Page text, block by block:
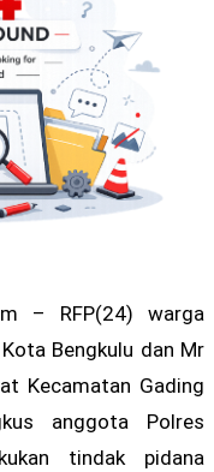
– RFP(24) warga
Bengkulu dan Mr
Kecamatan Gading
anggota Polres
tindak pidana